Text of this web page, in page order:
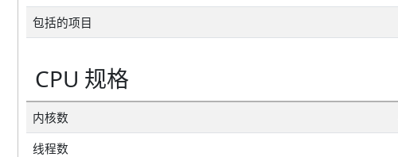
包括的项目
CPU 规格
内核数
线程数